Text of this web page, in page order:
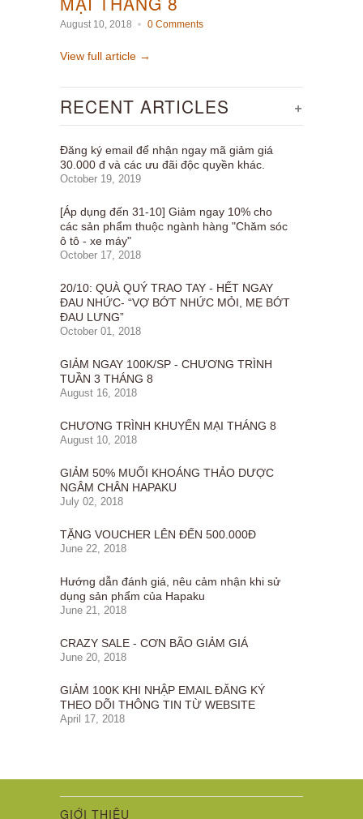
August 10, 2018 0 Comments
View full article →
+
RECENT ARTICLES
Đăng ký email để nhận ngay mã giảm giá
30.000 đ và các ưu đãi độc quyền khác.
October 19, 2019
[Áp dụng đến 31-10] Giảm ngay 10% cho
các sản phẩm thuộc ngành hàng "Chăm sóc
ô tô - xe máy"
October 17, 2018
20/10: QUÀ QUÝ TRAO TAY - HẾT NGAY
ĐAU NHỨC- “VỢ BỚT NHỨC MỎI, MẸ BỚT
ĐAU LƯNG”
October 01, 2018
GIẢM NGAY 100K/SP - CHƯƠNG TRÌNH
TUẦN 3 THÁNG 8
August 16, 2018
CHƯƠNG TRÌNH KHUYẾN MẠI THÁNG 8
August 10, 2018
GIẢM 50% MUỐI KHOÁNG THẢO DƯỢC
NGÂM CHÂN HAPAKU
July 02, 2018
TẶNG VOUCHER LÊN ĐẾN 500.000Đ
June 22, 2018
Hướng dẫn đánh giá, nêu cảm nhận khi sử
dụng sản phẩm của Hapaku
June 21, 2018
CRAZY SALE - CƠN BÃO GIẢM GIÁ
June 20, 2018
GIẢM 100K KHI NHẬP EMAIL ĐĂNG KÝ
THEO DÕI THÔNG TIN TỪ WEBSITE
April 17, 2018
GIỚI THIỆU